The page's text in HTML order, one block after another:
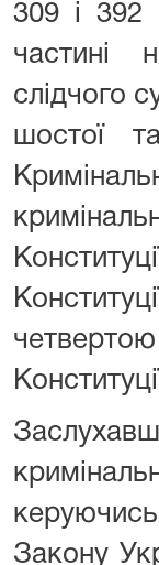
309 і 392
частині
слідчого
шостої
керуючись
Закону